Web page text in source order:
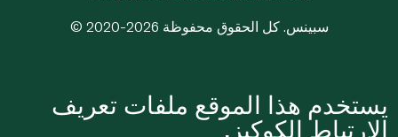
© 2020-2026 سبينس. كل الحقوق محفوظة
يستخدم هذا الموقع ملفات تعريف
الارتباط الكوكيز.